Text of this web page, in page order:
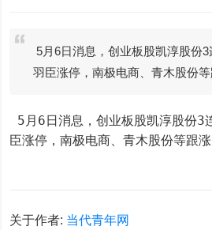
5月6日消息，创业板股凯淳股份
羽臣涨停，南极电商、青木股份等
5月6日消息，创业板股凯淳股份3
臣涨停，南极电商、青木股份等跟涨
关于作者: 当代青年网